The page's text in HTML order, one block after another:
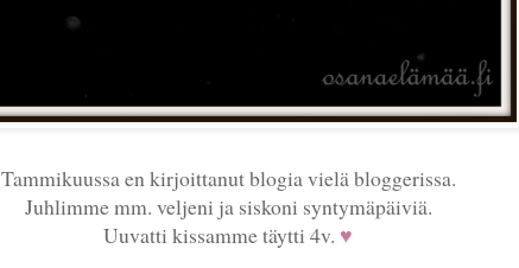
Tammikuussa en kirjoittanut blogia vielä bloggerissa.
Juhlimme mm. veljeni ja siskoni syntymäpäiviä.
Uuvatti kissamme täytti 4v. ♥